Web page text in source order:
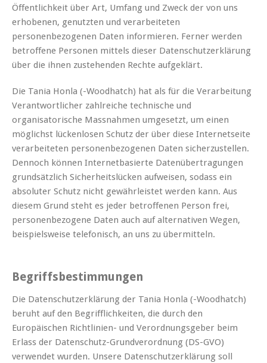
Öffentlichkeit über Art, Umfang und Zweck der von uns
erhobenen, genutzten und verarbeiteten
personenbezogenen Daten informieren. Ferner werden
betroffene Personen mittels dieser Datenschutzerklärung
über die ihnen zustehenden Rechte aufgeklärt.
Die Tania Honla (-Woodhatch) hat als für die Verarbeitung
Verantwortlicher zahlreiche technische und
organisatorische Massnahmen umgesetzt, um einen
möglichst lückenlosen Schutz der über diese Internetseite
verarbeiteten personenbezogenen Daten sicherzustellen.
Dennoch können Internetbasierte Datenübertragungen
grundsätzlich Sicherheitslücken aufweisen, sodass ein
absoluter Schutz nicht gewährleistet werden kann. Aus
diesem Grund steht es jeder betroffenen Person frei,
personenbezogene Daten auch auf alternativen Wegen,
beispielsweise telefonisch, an uns zu übermitteln.
Begriffsbestimmungen
Die Datenschutzerklärung der Tania Honla (-Woodhatch)
beruht auf den Begrifflichkeiten, die durch den
Europäischen Richtlinien- und Verordnungsgeber beim
Erlass der Datenschutz-Grundverordnung (DS-GVO)
verwendet wurden. Unsere Datenschutzerklärung soll